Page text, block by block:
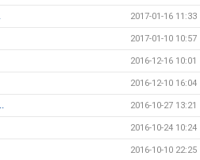
2017-01-16 11:33
2017-01-10 10:57
2016-12-16 10:01
2016-12-10 16:04
2016-10-27 13:21
2016-10-24 10:24
2016-10-10 22:25